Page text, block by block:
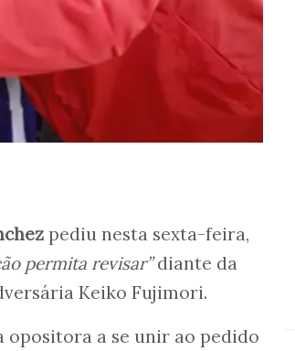
pediu nesta sexta-feira,
permita revisar”diante da
Keiko Fujimori.
opositora a se unir ao pedido